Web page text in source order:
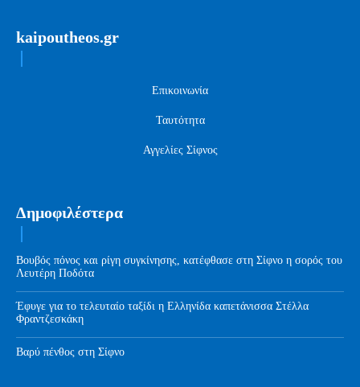
kaipoutheos.gr
Επικοινωνία
Ταυτότητα
Αγγελίες Σίφνος
Δημοφιλέστερα
Βουβός πόνος και ρίγη συγκίνησης, κατέφθασε στη Σίφνο η σορός του
Λευτέρη Ποδότα
Έφυγε για το τελευταίο ταξίδι η Ελληνίδα καπετάνισσα Στέλλα
Φραντζεσκάκη
Βαρύ πένθος στη Σίφνο